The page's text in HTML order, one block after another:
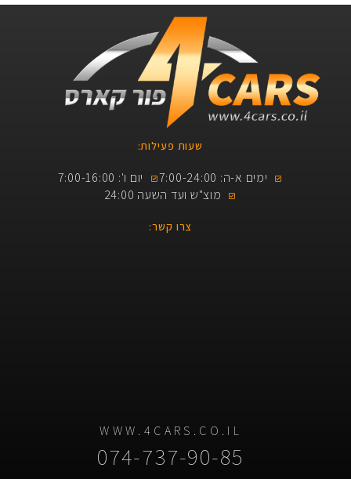
שעות פעילות:
ימים א-ה: 7:00-24:00
יום ו': 7:00-16:00
מוצ"ש ועד השעה 24:00
צרו קשר:
WWW.4CARS.CO.IL
074-737-90-85​